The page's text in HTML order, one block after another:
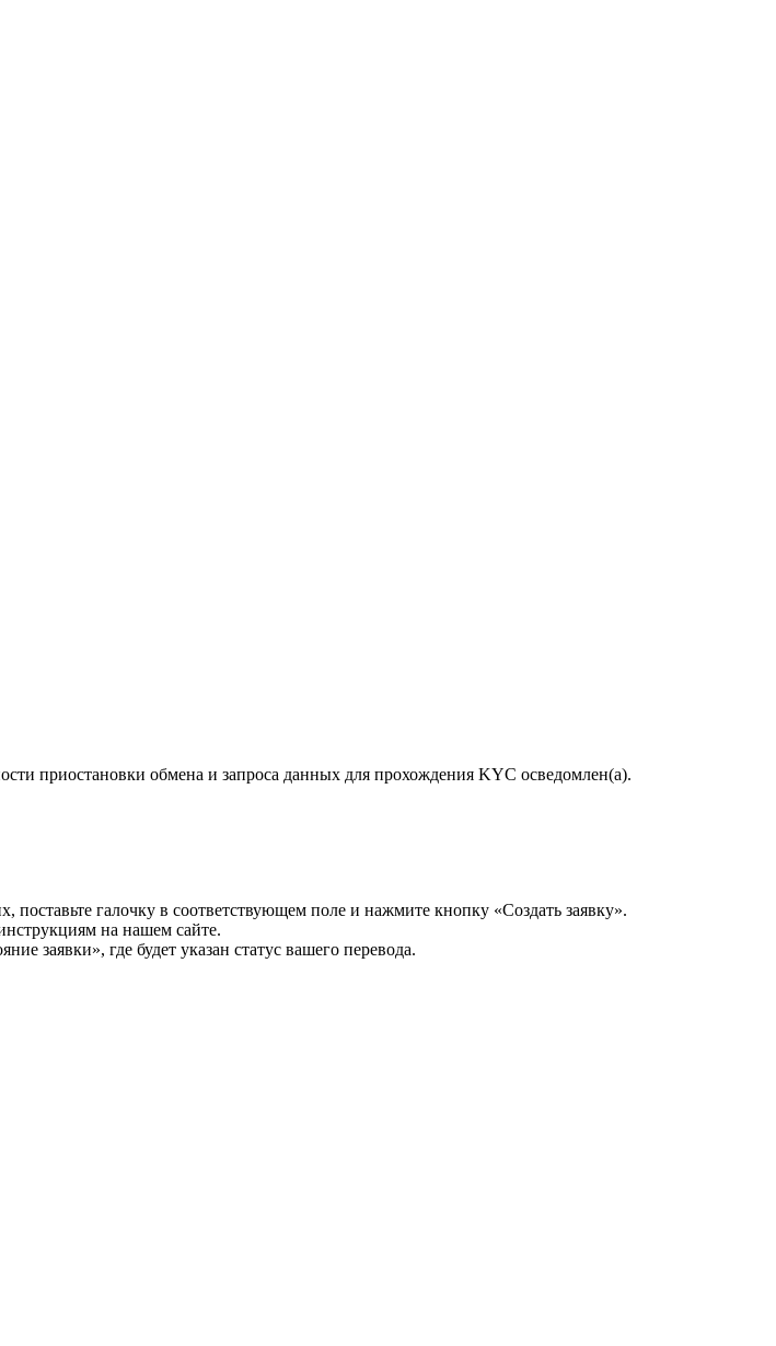
приостановки обмена и запроса данных для прохождения KYC осведомлен(а).
поставьте галочку в соответствующем поле и нажмите кнопку «Создать заявку».
на нашем сайте.
заявки», где будет указан статус вашего перевода.